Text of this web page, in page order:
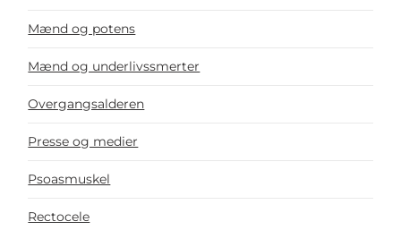
Mænd og potens
Mænd og underlivssmerter
Overgangsalderen
Presse og medier
Psoasmuskel
Rectocele